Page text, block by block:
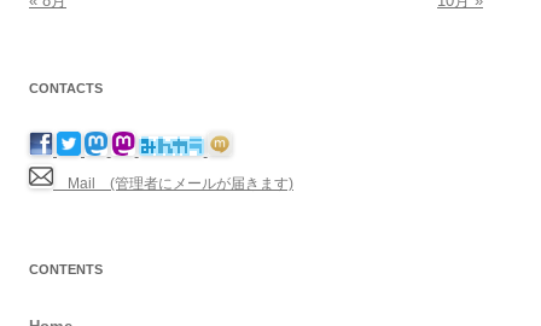
CONTACTS
Mail (管理者にメールが届きます)
CONTENTS